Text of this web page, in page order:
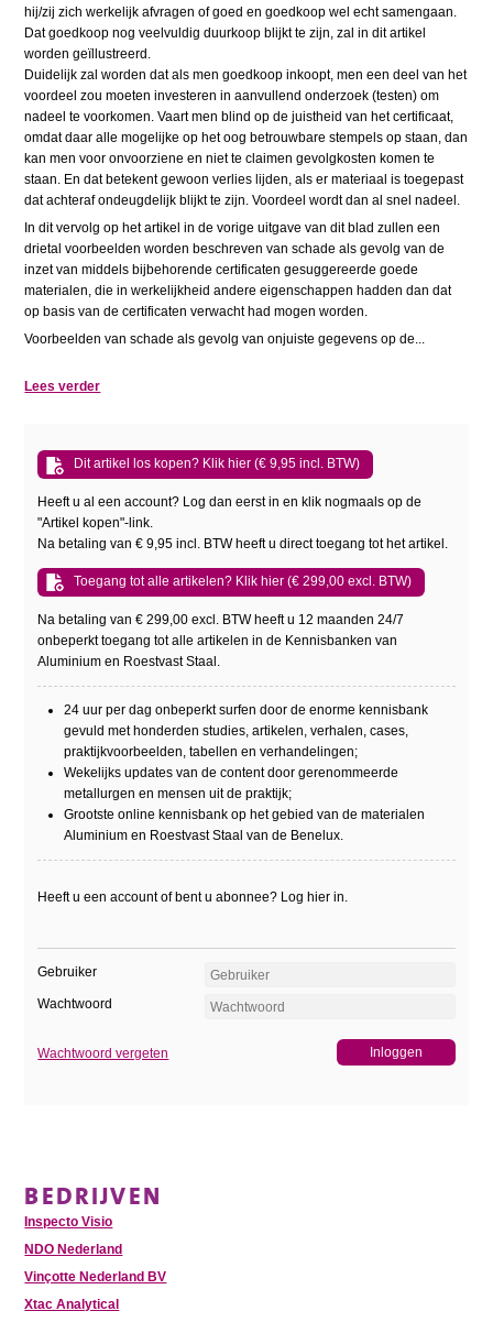
hij/zij zich werkelijk afvragen of goed en goedkoop wel echt samengaan.
Dat goedkoop nog veelvuldig duurkoop blijkt te zijn, zal in dit artikel
worden geïllustreerd.
Duidelijk zal worden dat als men goedkoop inkoopt, men een deel van het
voordeel zou moeten investeren in aanvullend onderzoek (testen) om
nadeel te voorkomen. Vaart men blind op de juistheid van het certificaat,
omdat daar alle mogelijke op het oog betrouwbare stempels op staan, dan
kan men voor onvoorziene en niet te claimen gevolgkosten komen te
staan. En dat betekent gewoon verlies lijden, als er materiaal is toegepast
dat achteraf ondeugdelijk blijkt te zijn. Voordeel wordt dan al snel nadeel.
In dit vervolg op het artikel in de vorige uitgave van dit blad zullen een
drietal voorbeelden worden beschreven van schade als gevolg van de
inzet van middels bijbehorende certificaten gesuggereerde goede
materialen, die in werkelijkheid andere eigenschappen hadden dan dat
op basis van de certificaten verwacht had mogen worden.
Voorbeelden van schade als gevolg van onjuiste gegevens op de...
Lees verder
Dit artikel los kopen? Klik hier (€ 9,95 incl. BTW)
Heeft u al een account? Log dan eerst in en klik nogmaals op de
"Artikel kopen"-link.
Na betaling van € 9,95 incl. BTW heeft u direct toegang tot het artikel.
Toegang tot alle artikelen? Klik hier (€ 299,00 excl. BTW)
Na betaling van € 299,00 excl. BTW heeft u 12 maanden 24/7
onbeperkt toegang tot alle artikelen in de Kennisbanken van
Aluminium en Roestvast Staal.
24 uur per dag onbeperkt surfen door de enorme kennisbank
gevuld met honderden studies, artikelen, verhalen, cases,
praktijkvoorbeelden, tabellen en verhandelingen;
Wekelijks updates van de content door gerenommeerde
metallurgen en mensen uit de praktijk;
Grootste online kennisbank op het gebied van de materialen
Aluminium en Roestvast Staal van de Benelux.
Heeft u een account of bent u abonnee? Log hier in.
Gebruiker
Wachtwoord
Wachtwoord vergeten
BEDRIJVEN
Inspecto Visio
NDO Nederland
Vinçotte Nederland BV
Xtac Analytical